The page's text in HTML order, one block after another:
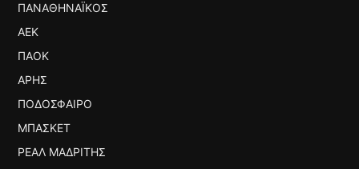
ΠΑΝΑΘΗΝΑΪΚΌΣ
ΑΕΚ
ΠΑΟΚ
ΆΡΗΣ
ΠΟΔΌΣΦΑΙΡΟ
ΜΠΆΣΚΕΤ
ΡΕΆΛ ΜΑΔΡΊΤΗΣ